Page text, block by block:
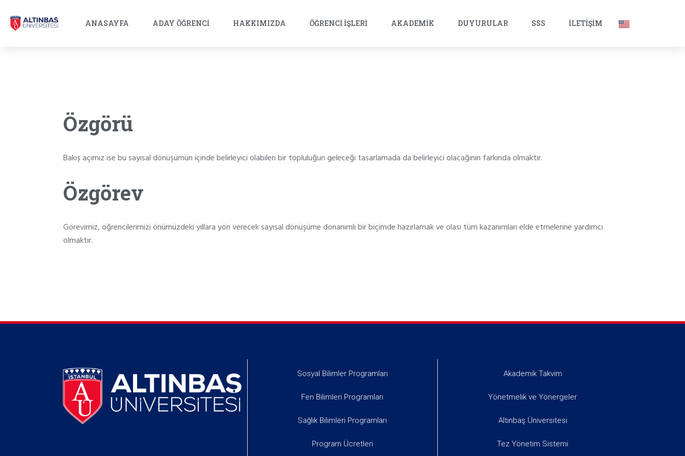
ANASAYFA ADAY ÖĞRENCI HAKKIMIZDA ÖĞRENCI İŞLERI AKADEMIK DUYURULAR SSS İLETIŞIM
Özgörü
Bakış açımız ise bu sayısal dönüşümün içinde belirleyici olabilen bir topluluğun geleceği tasarlamada da belirleyici olacağının farkında olmaktır.
Özgörev
Görevimiz, öğrencilerimizi önümüzdeki yıllara yön verecek sayısal dönüşüme donanımlı bir biçimde hazırlamak ve olası tüm kazanımları elde etmelerine yardımcı
olmaktır.
Sosyal Bilimler Programları
Fen Bilimleri Programları
Sağlık Bilimleri Programları
Program Ücretleri
Akademik Takvim
Yönetmelik ve Yönergeler
Altınbaş Üniversitesi
Tez Yönetim Sistemi